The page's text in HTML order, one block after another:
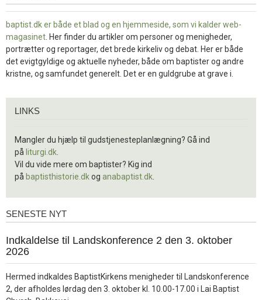
baptist.dk er både et blad og en hjemmeside, som vi kalder web-
magasinet . Her finder du artikler om personer og menigheder,
portrætter og reportager, det brede kirkeliv og debat. Her er både
det evigtgyldige og aktuelle nyheder, både om baptister og andre
kristne, og samfundet generelt. Det er en guldgrube at grave i.
LINKS
Mangler du hjælp til gudstjenesteplanlægning? Gå ind
på liturgi.dk
Vil du vide mere om baptister? Kig ind
på baptisthistorie.dkog anabaptist.dk
Seneste
SENESTE NYT
1.
jul.
Indkaldelse til Landskonference 2 den 3. oktober
2026
Hermed indkaldes BaptistKirkens menigheder til Landskonference
2, der afholdes lørdag den 3. oktober kl. 10.00-17.00 i Lai Baptist